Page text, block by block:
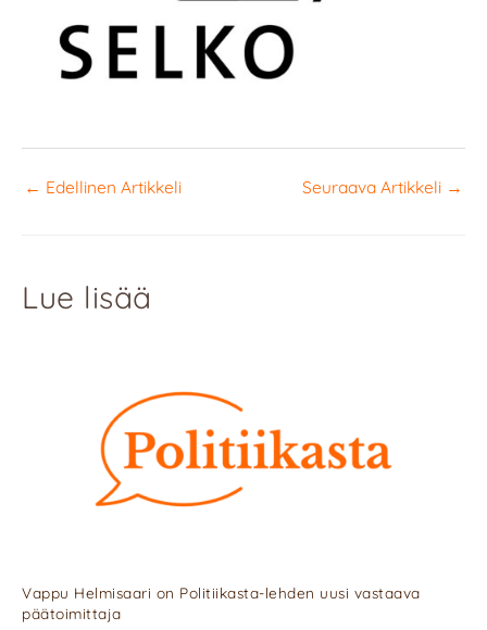
← Edellinen Artikkeli Seuraava Artikkeli →
Lue lisää
Vappu Helmisaari on Politiikasta-lehden uusi vastaava
päätoimittaja